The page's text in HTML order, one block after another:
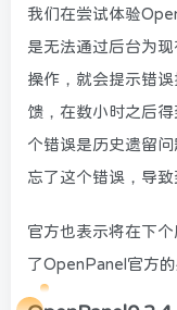
我们在尝试体验
是无法通过后台为
操作，就会提示错
馈，在数小时之后
个错误是历史遗留
忘了这个错误，导
官方也表示将在下
了OpenPanel官方的